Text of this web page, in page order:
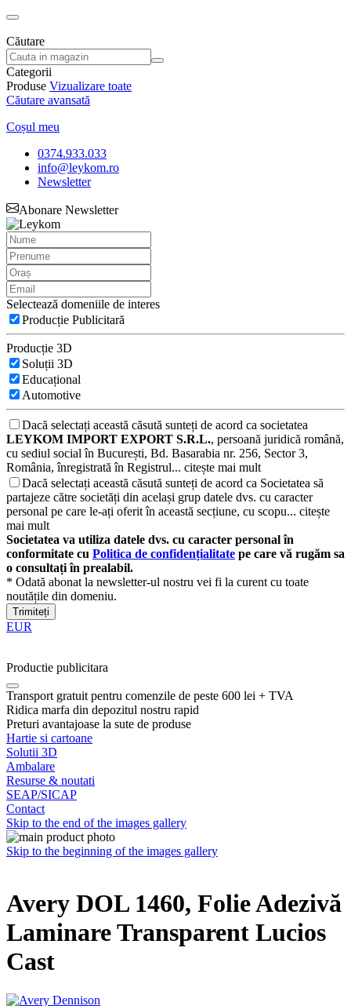
Căutare
Categorii
Produse Vizualizare toate
Căutare avansată
Coșul meu
0374.933.033
info@leykom.ro
Newsletter
Abonare Newsletter
Selectează domeniile de interes
Producție Publicitară
Producție 3D
Soluții 3D
Educațional
Automotive
Dacă selectați această căsută sunteți de acord ca societatea
LEYKOM IMPORT EXPORT S.R.L., persoană juridică română,
cu sediul social în București, Bd. Basarabia nr. 256, Sector 3,
România, înregistrată în Registrul... citește mai mult
Dacă selectați această căsută sunteți de acord ca Societatea să
partajeze către societăți din același grup datele dvs. cu caracter
personal pe care le-ați oferit în această secțiune, cu scopu... citește
mai mult
Societatea va utiliza datele dvs. cu caracter personal în
conformitate cu Politica de confidențialitate pe care vă rugăm sa
o consultați în prealabil.
* Odată abonat la newsletter-ul nostru vei fi la curent cu toate
noutățile din domeniu.
Trimiteți
EUR
Productie publicitara
Transport gratuit pentru comenzile de peste 600 lei + TVA
Ridica marfa din depozitul nostru rapid
Preturi avantajoase la sute de produse
Hartie si cartoane
Solutii 3D
Ambalare
Resurse & noutati
SEAP/SICAP
Contact
Skip to the end of the images gallery
Skip to the beginning of the images gallery
Avery DOL 1460, Folie Adezivă
Laminare Transparent Lucios
Cast